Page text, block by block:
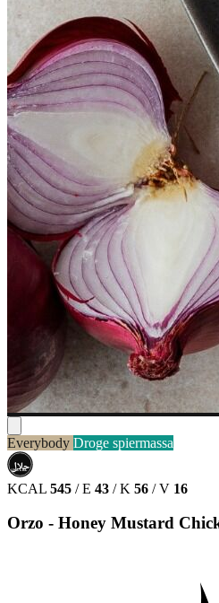
Everybody Droge spiermassa
حلال
HALAL
KCAL 545 / E 43 / K 56 / V 16
Orzo - Honey Mustard